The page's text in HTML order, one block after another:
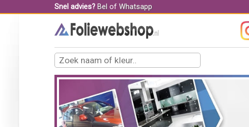
Snel advies? Belof Whatsapp